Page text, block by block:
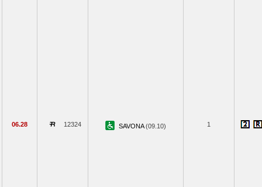
06.28 12324 SAVONA(09.10) 1